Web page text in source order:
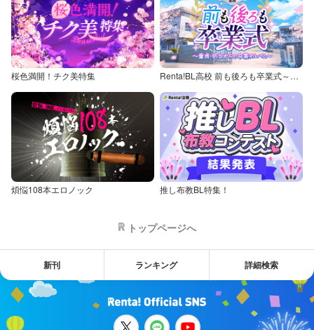
桜色満開！チク美特集 Renta!BL高校 前も後ろも卒業式～童貞・処女からの卒業アルバム～
煩悩108本エロノック 推し布教BL特集！
トップページへ
新刊 ランキング 詳細検索